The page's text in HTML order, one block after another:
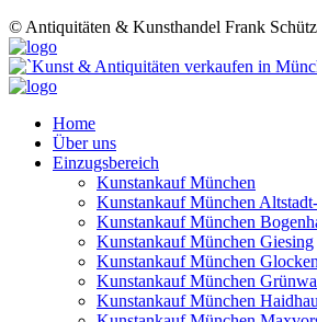
© Antiquitäten & Kunsthandel Frank
Home
Über uns
Einzugsbereich
Kunstankauf München
Kunstankauf München
Kunstankauf München
Kunstankauf München Giesing
Kunstankauf München
Kunstankauf München
Kunstankauf München